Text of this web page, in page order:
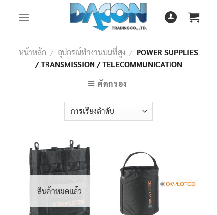
หน้าหลัก / อุปกรณ์ทำงานบนที่สูง / POWER SUPPLIES
/ TRANSMISSION / TELECOMMUNICATION
คัดกรอง
สินค้าหมดแล้ว